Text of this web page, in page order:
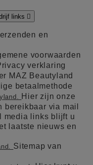
links 
en
voorwaarden
verklaring
MAZ Beautyland
betaalmethode
Hier zijn onze
bereikbaar via mail
media links blijft u
laatste nieuws en
Sitemap van